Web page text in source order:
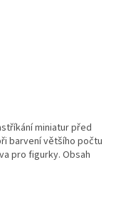
miniatur před
barvení většího počtu
pro figurky. Obsah